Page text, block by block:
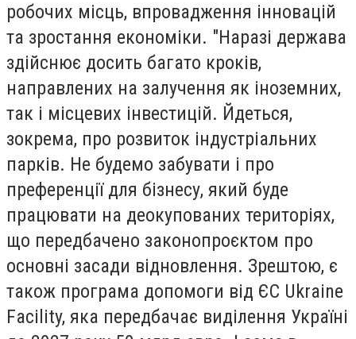
робочих місць, впровадження інновацій
та зростання економіки. "Наразі держава
здійснює досить багато кроків,
направлених на залучення як іноземних,
так і місцевих інвестицій. Йдеться,
зокрема, про розвиток індустріальних
парків. Не будемо забувати і про
преференції для бізнесу, який буде
працювати на деокупованих територіях,
що передбачено законопроєктом про
основні засади відновлення. Зрештою, є
також програма допомоги від ЄС Ukraine
Facility, яка передбачає виділення Україні